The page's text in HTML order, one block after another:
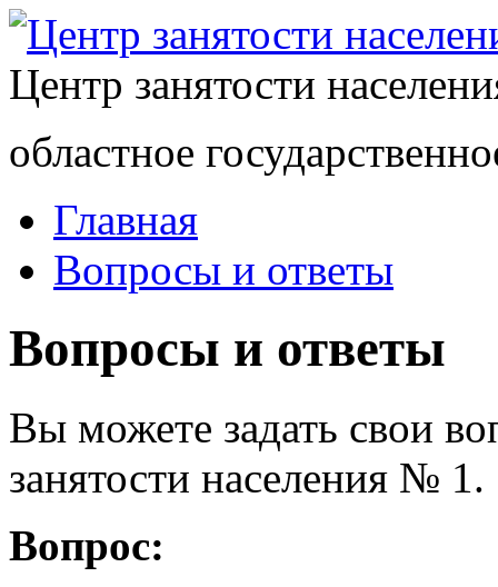
Центр занятости
областное
Главная
Вопросы и ответы
Вопросы и ответы
Вы можете задать свои
занятости населения № 1.
Вопрос: